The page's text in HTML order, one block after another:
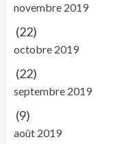
novembre 2019
(22)
octobre 2019
(22)
septembre 2019
(9)
août 2019